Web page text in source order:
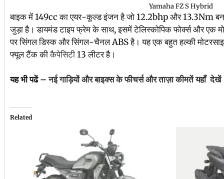
Yamaha FZ S Hybrid
बाइक में 149cc का एयर-कूल्ड इंजन है जो 12.2bhp और 13.3Nm
जुड़ा है। डायमंड टाइप फ्रेम के साथ, इसमें टेलिस्कोपिक फोर्क्स और एक
पर सिंगल डिस्क और सिंगल-चैनल ABS है। यह एक बहुत हल्की
फ्यूल टैंक कीकैपेसिटी13 लीटर है।
यह भी पढें –नई गाड़ियों और बाइक्स के फीचर्स और ताज़ा कीमतें यहाँ देखें
Related